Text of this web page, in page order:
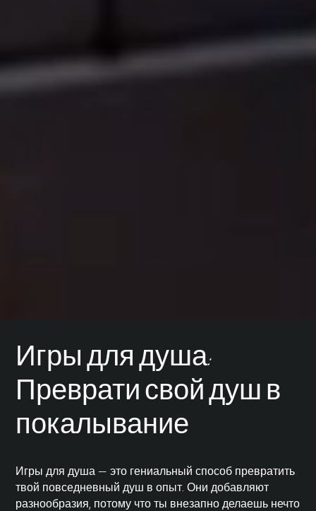
Игры для душа:
Преврати свой душ в
покалывание
Игры для душа — это гениальный способ превратить
твой повседневный душ в опыт. Они добавляют
разнообразия, потому что ты внезапно делаешь нечто